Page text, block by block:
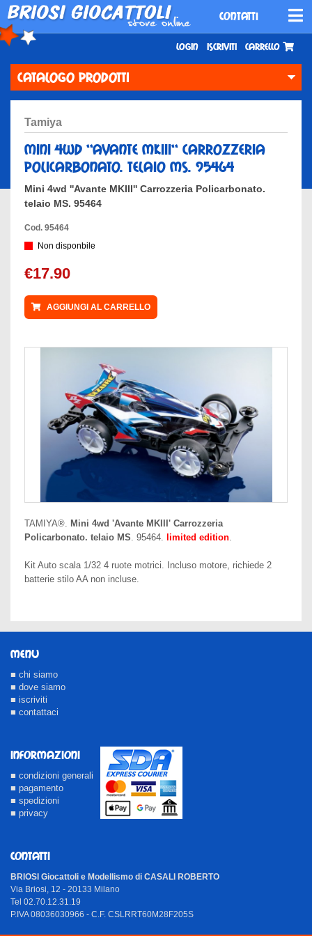
CONTATTI
CATALOGO PRODOTTI
Login Iscriviti Carrello
tamiya
mini 4wd ''avante mkiii'' carrozzeria
policarbonato. telaio ms. 95464
Mini 4wd ''Avante MKIII'' Carrozzeria Policarbonato.
telaio MS. 95464
Cod. 95464
Non disponbile
€17.90
AGGIUNGI AL CARRELLO
TAMIYA®.
Mini 4wd 'Avante MKIII' Carrozzeria
Policarbonato. telaio MS . 95464. limited edition
Kit Auto scala 1/32 4 ruote motrici. Incluso motore, richiede 2
batterie stilo AA non incluse.
MENU
■ chi siamo
■ dove siamo
■ iscriviti
■ contattaci
INFORMAZIONI
■ condizioni generali
■ pagamento
■ spedizioni
■ privacy
CONTATTI
BRIOSI Giocattoli e Modellismo di CASALI ROBERTO
Via Briosi, 12 - 20133 Milano
Tel 02.70.12.31.19
P.IVA 08036030966 - C.F. CSLRRT60M28F205S